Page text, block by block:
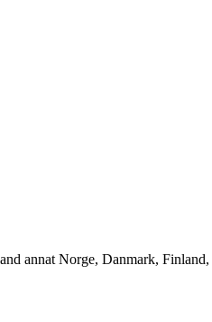
annat Norge, Danmark,